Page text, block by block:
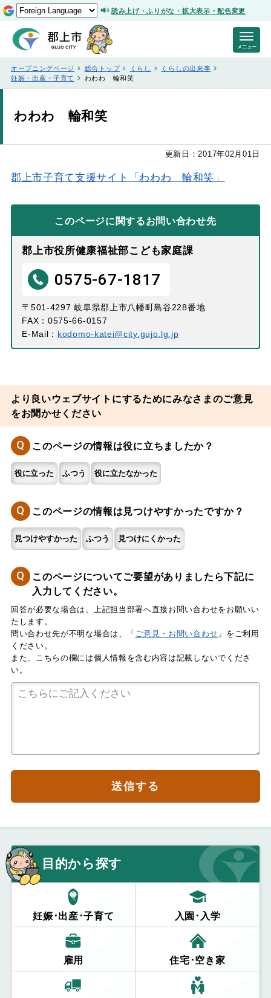
読み上げ・ふりがな・拡大表示・配色変更
オープニングページ 総合トップ くらし
くらしの出来事
妊娠・出産・子育て
わわわ 輪和笑
わわわ 輪和笑
更新日：2017年02月01日
郡上市子育て支援サイト「わわわ 輪和笑」
このページに関するお問い合わせ先
郡上市役所健康福祉部こども家庭課
0575-67-1817
〒501-4297 岐阜県郡上市八幡町島谷228番地
FAX：0575-66-0157
E-Mail： kodomo-katei@city.gujo.lg.jp
より良いウェブサイトにするためにみなさまのご意見
をお聞かせください
Q このページの情報は役に立ちましたか？
役に立った ふつう 役に立たなかった
Q このページの情報は見つけやすかったですか？
見つけやすかった ふつう 見つけにくかった
Q
このページについてご要望がありましたら下記に
入力してください。
回答が必要な場合は、上記担当部署へ直接お問い合わせをお願いい
たします。
問い合わせ先が不明な場合は、「 ご意見・お問い合わせ 」をご利用
ください。
また、こちらの欄には個人情報を含む内容は記載しないでくださ
い。
送信する
目的から探す
妊娠･出産･子育て 入園･入学
雇用 住宅･空き家
メニュー